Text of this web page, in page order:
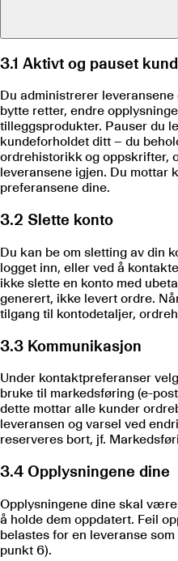
3.1 Aktivt og pauset
Du administrerer
bytte retter, endre
tilleggsprodukter. Pauser du
kundeforholdet ditt – du
ordrehistorikk og oppskrifter,
leveransene igjen. Du mottar
preferansene dine.
3.2 Slette konto
Du kan be om sletting av din
logget inn, eller ved å
ikke slette en konto med
generert, ikke levert ordre.
tilgang til kontodetaljer,
3.3 Kommunikasjon
Under kontaktpreferanser
bruke til markedsføring (e-
dette mottar alle kunder
leveransen og varsel ved
reserveres bort, jf.
3.4 Opplysningene dine
Opplysningene dine skal
å holde dem oppdatert. Feil
belastes for en leveranse
punkt 6).